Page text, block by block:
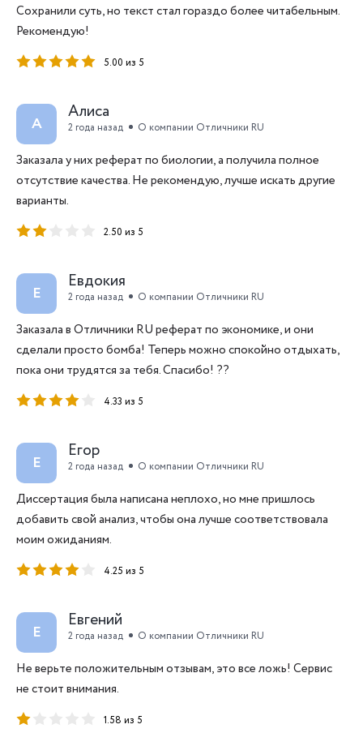
5.00 из 5
Сохранили суть, но текст стал гораздо более читабельным.
Рекомендую!
А
Алиса
2 года назад О компании Отличники RU
2.50 из 5
Заказала у них реферат по биологии, а получила полное
отсутствие качества. Не рекомендую, лучше искать другие
варианты.
Е
Евдокия
2 года назад О компании Отличники RU
4.33 из 5
Заказала в Отличники RU реферат по экономике, и они
сделали просто бомба! Теперь можно спокойно отдыхать,
пока они трудятся за тебя. Спасибо! ??
Е
Егор
2 года назад О компании Отличники RU
4.25 из 5
Диссертация была написана неплохо, но мне пришлось
добавить свой анализ, чтобы она лучше соответствовала
моим ожиданиям.
Е
Евгений
2 года назад О компании Отличники RU
1.58 из 5
Не верьте положительным отзывам, это все ложь! Сервис
не стоит внимания.